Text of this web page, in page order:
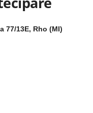
77/13E, Rho (MI)